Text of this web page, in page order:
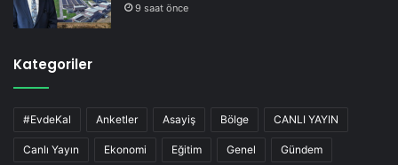
9 saat önce
Kategoriler
#EvdeKal Anketler Asayiş Bölge CANLI YAYIN
Canlı Yayın Ekonomi Eğitim Genel Gündem